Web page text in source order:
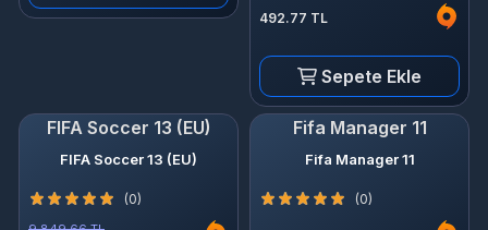
492.77 TL
Sepete Ekle
FIFA Soccer 13 (EU)
FIFA Soccer 13 (EU)
(0)
Fifa Manager 11
Fifa Manager 11
(0)